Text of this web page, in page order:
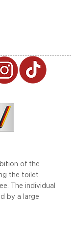
of the
the toilet
The individual
by a large